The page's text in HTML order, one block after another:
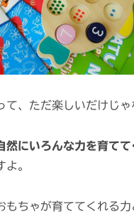
て、ただ楽しいだけじゃ
然にいろんな力を育て
よ。
もちゃが育ててくれる